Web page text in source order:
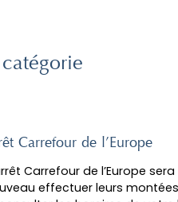
Carrefour de l’Europe
Carrefour de l’Europe
effectuer leurs